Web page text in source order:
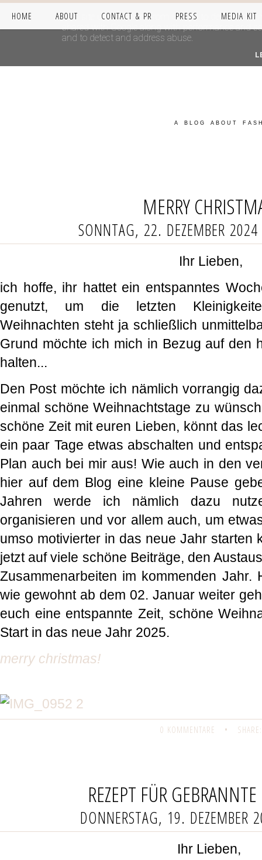
HOME ABOUT CONTACT & PR PRESS MEDIA KIT
A BLOG ABOUT
MERRY
SONNTAG, 22. DEZEMBER 2024
Ihr Lieben,
ich hoffe, ihr hattet ein entspanntes
genutzt, um die letzten
Weihnachten steht ja schließlich
Grund möchte ich mich in Bezug auf den
halten...
Den Post möchte ich nämlich vorrangig
einmal schöne Weihnachtstage zu
schöne Zeit mit euren Lieben, könnt das
ein paar Tage etwas abschalten und
Plan auch bei mir aus! Wie auch in den
hier auf dem Blog eine kleine Pause
Jahren werde ich nämlich dazu
organisieren und vor allem auch, um
umso motivierter in das neue Jahr starten
jetzt auf viele schöne Beiträge, den
Zusammenarbeiten im kommenden
wie gewohnt ab dem 02. Januar weiter
euch eine entspannte Zeit, schöne
Start in das neue Jahr 2025.
merry christmas!
0 KOMMENTARE • SHARE:
REZEPT FÜR
DONNERSTAG, 19. DEZEMBER
Ihr Lieben,
This site uses cookies from Google to deliver its
shared with Google along with performance and
and to detect and address abuse.